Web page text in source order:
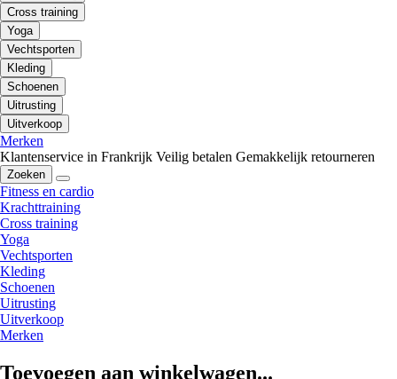
Cross training
Yoga
Vechtsporten
Kleding
Schoenen
Uitrusting
Uitverkoop
Merken
Klantenservice in Frankrijk Veilig betalen Gemakkelijk retourneren
Zoeken
Fitness en cardio
Krachttraining
Cross training
Yoga
Vechtsporten
Kleding
Schoenen
Uitrusting
Uitverkoop
Merken
Toevoegen aan winkelwagen...